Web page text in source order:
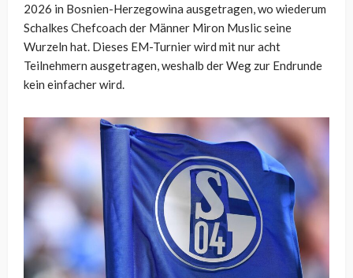
2026 in Bosnien-Herzegowina ausgetragen, wo wiederum
Schalkes Chefcoach der Männer Miron Muslic seine
Wurzeln hat. Dieses EM-Turnier wird mit nur acht
Teilnehmern ausgetragen, weshalb der Weg zur Endrunde
kein einfacher wird.